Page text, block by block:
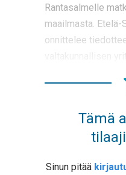
Rantasalmelle
maailmasta. Etelä-
onnittelee
Tämä
Sinun pitää